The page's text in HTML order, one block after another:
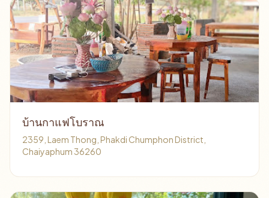
บ้านกาแฟโบราณ
2359, Laem Thong, Phakdi Chumphon District,
Chaiyaphum 36260